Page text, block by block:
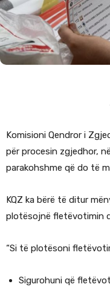
Komisioni Qendror i
për procesin zgjedhor,
parakohshme që do të
KQZ ka bërë të ditur
plotësojnë fletëvotimin
“Si të plotësoni
Sigurohuni që